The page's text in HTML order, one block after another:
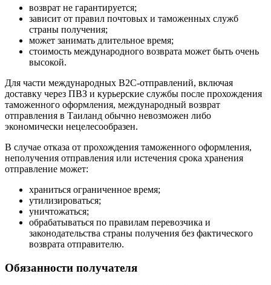
возврат не гарантируется;
зависит от правил почтовых и таможенных служб
страны получения;
может занимать длительное время;
стоимость международного возврата может быть очень
высокой.
Для части международных B2C-отправлений, включая
доставку через ПВЗ и курьерские службы после прохождения
таможенного оформления, международный возврат
отправления в Таиланд обычно невозможен либо
экономически нецелесообразен.
В случае отказа от прохождения таможенного оформления,
неполучения отправления или истечения срока хранения
отправление может:
храниться ограниченное время;
утилизироваться;
уничтожаться;
обрабатываться по правилам перевозчика и
законодательства страны получения без фактического
возврата отправителю.
Обязанности получателя